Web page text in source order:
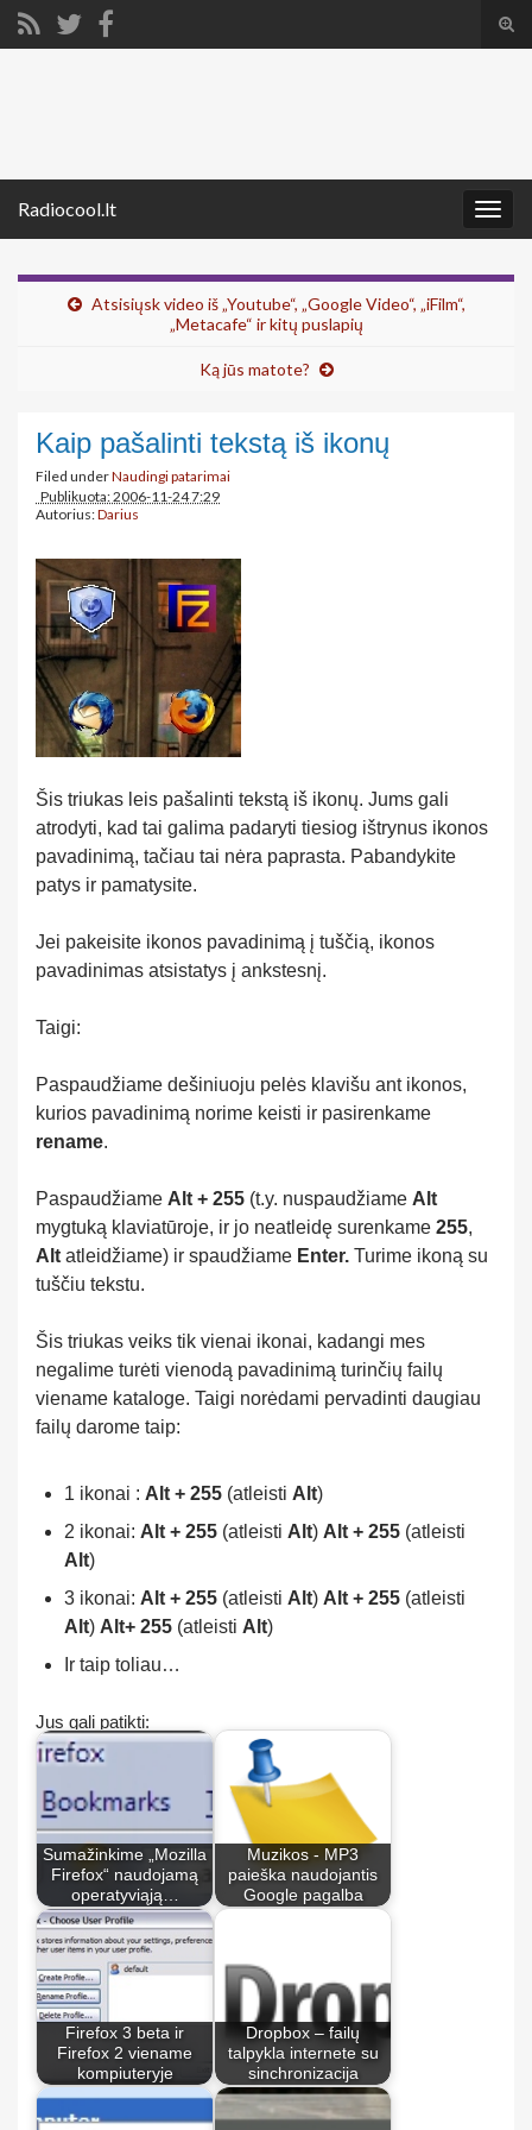
Radiocool.lt
Atsisiųsk video iš „Youtube“, „Google Video“, „iFilm“,
„Metacafe“ ir kitų puslapių
Ką jūs matote?
Kaip pašalinti tekstą iš ikonų
Filed underNaudingi patarimai
Publikuota: 2006-11-24 7:29
Autorius:Darius
Šis triukas leis pašalinti tekstą iš ikonų. Jums gali
atrodyti, kad tai galima padaryti tiesiog ištrynus ikonos
pavadinimą, tačiau tai nėra paprasta. Pabandykite
patys ir pamatysite.
Jei pakeisite ikonos pavadinimą į tuščią, ikonos
pavadinimas atsistatys į ankstesnį.
Taigi:
Paspaudžiame dešiniuoju pelės klavišu ant ikonos,
kurios pavadinimą norime keisti ir pasirenkame
rename.
Paspaudžiame Alt + 255 (t.y. nuspaudžiame Alt
mygtuką klaviatūroje, ir jo neatleidę surenkame 255,
Alt atleidžiame) ir spaudžiame Enter. Turime ikoną su
tuščiu tekstu.
Šis triukas veiks tik vienai ikonai, kadangi mes
negalime turėti vienodą pavadinimą turinčių failų
viename kataloge. Taigi norėdami pervadinti daugiau
failų darome taip:
1 ikonai : Alt + 255 (atleisti Alt)
2 ikonai: Alt + 255 (atleisti Alt) Alt + 255 (atleisti
Alt)
3 ikonai: Alt + 255 (atleisti Alt) Alt + 255 (atleisti
Alt) Alt+ 255 (atleisti Alt)
Ir taip toliau…
Jus gali patikti:
Sumažinkime „Mozilla
Firefox“ naudojamą
operatyviąją…
Muzikos - MP3
paieška naudojantis
Google pagalba
Firefox 3 beta ir
Firefox 2 viename
kompiuteryje
Dropbox – failų
talpykla internete su
sinchronizacija